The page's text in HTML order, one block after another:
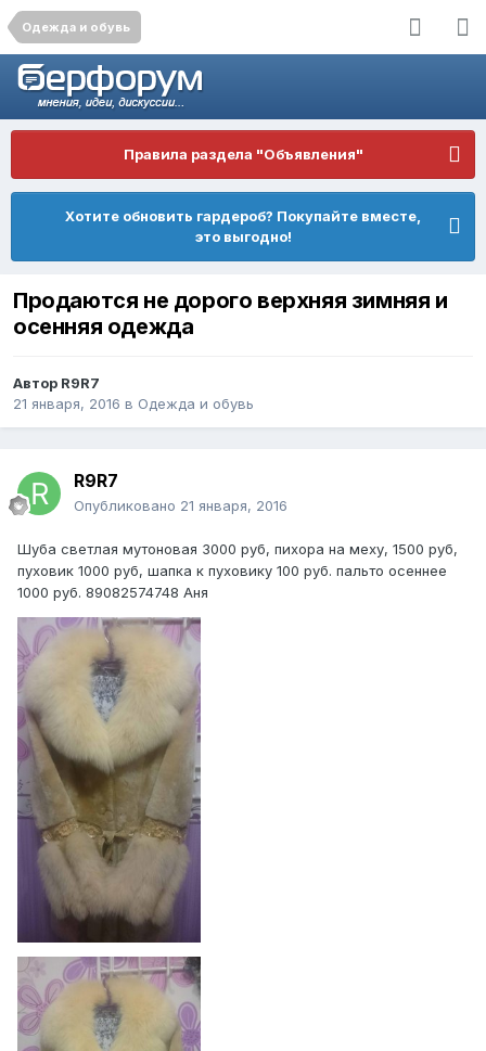
Одежда и обувь
Правила раздела "Объявления"
Хотите обновить гардероб? Покупайте вместе,
это выгодно!
Продаются не дорого верхняя зимняя и
осенняя одежда
Автор R9R7
21 января, 2016 в Одежда и обувь
R9R7
Опубликовано 21 января, 2016
Шуба светлая мутоновая 3000 руб, пихора на меху, 1500 руб,
пуховик 1000 руб, шапка к пуховику 100 руб. пальто осеннее
1000 руб. 89082574748 Аня